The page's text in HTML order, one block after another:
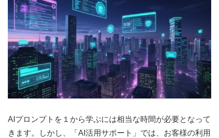
AIプロンプトを１から学ぶには相当な時間が必要となって
きます。しかし、「AI活用サポート」では、お客様の利用